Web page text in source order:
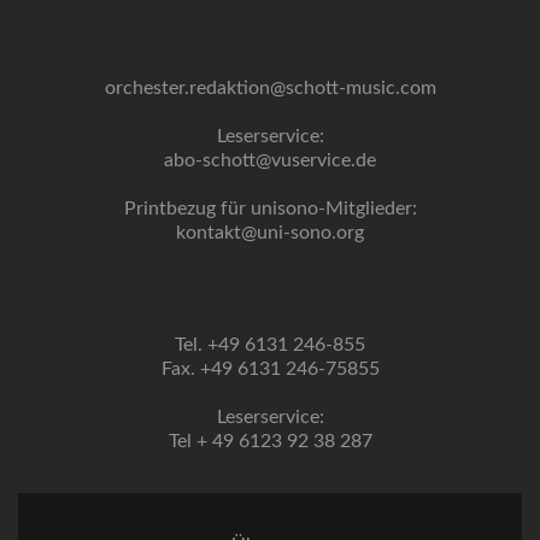
orchester.redaktion@schott-music.com
Leserservice:
abo-schott@vuservice.de
Printbezug für unisono-Mitglieder:
kontakt@uni-sono.org
Tel. +49 6131 246-855
Fax. +49 6131 246-75855
Leserservice:
Tel + 49 6123 92 38 287